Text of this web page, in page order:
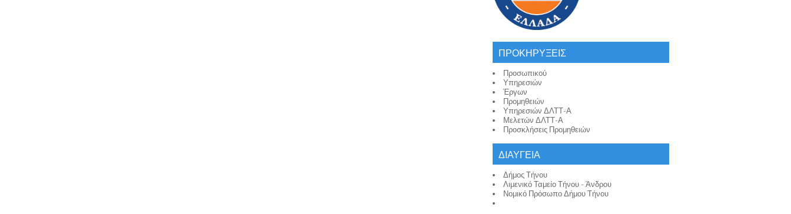
ΠΡΟΚΗΡΥΞΕΙΣ
Προσωπικού
Υπηρεσιών
Έργων
Προμηθειών
Υπηρεσιών ΔΛΤΤ-Α
Μελετών ΔΛΤΤ-Α
Προσκλήσεις Προμηθειών
ΔΙΑΥΓΕΙΑ
Δήμος Τήνου
Λιμενικό Ταμείο Τήνου - Άνδρου
Νομικό Πρόσωπο Δήμου Τήνου